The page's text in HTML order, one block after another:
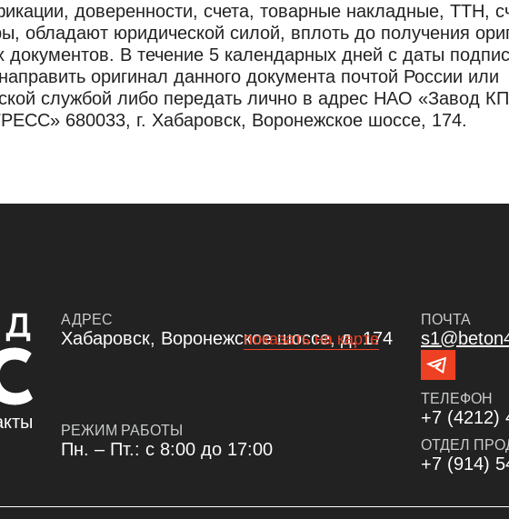
доверенности, счета, товарные накладные, ТТН,
обладают юридической силой, вплоть до получения
документов. В течение 5 календарных дней с даты
оригинал данного документа почтой России или
службой либо передать лично в адрес НАО «Завод
680033, г. Хабаровск, Воронежское шоссе, 174.
АДРЕС
Хабаровск, Воронежское шоссе, д. 174
показать на карте
РЕЖИМ РАБОТЫ
Пн. – Пт.: с 8:00 до 17:00
ПОЧТА
ТЕЛЕФОН
+7 (4212)
ОТДЕЛ
+7 (914)